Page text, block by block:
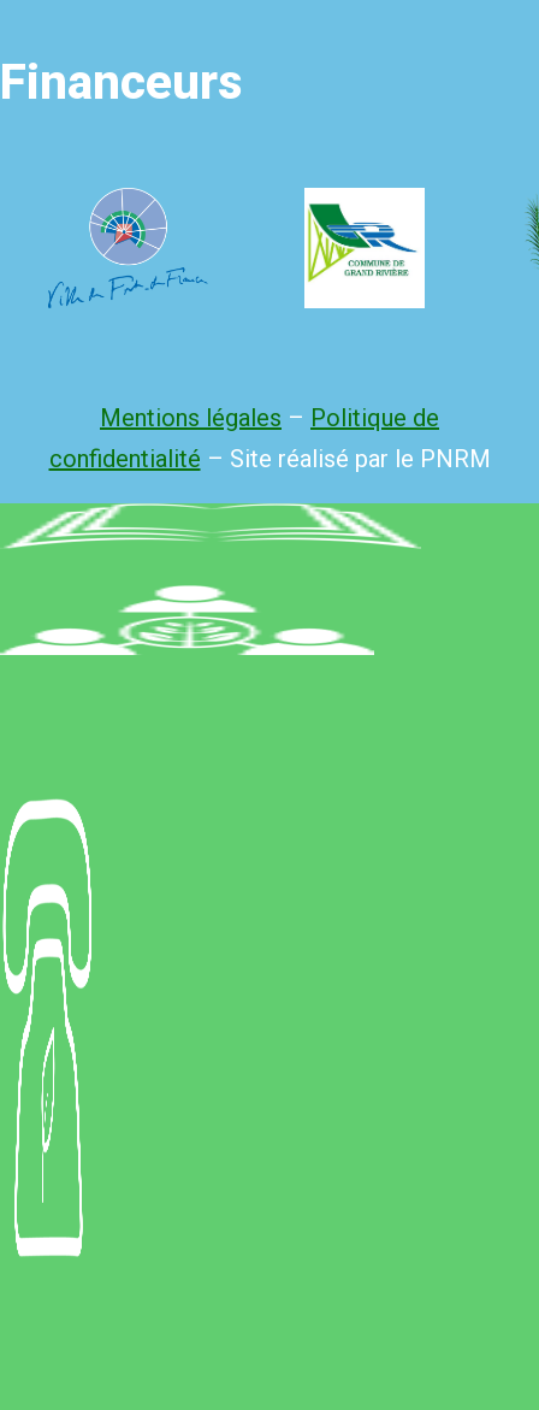
Financeurs
Mentions légales – Politique de
confidentialité – Site réalisé par le PNRM